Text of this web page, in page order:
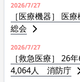
2026/7/27
［医療機器］ 医
総会
2026/7/27
［救急医療］ 26
4,064人 消防庁